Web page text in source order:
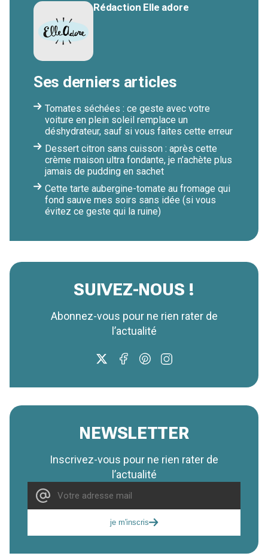
Rédaction Elle adore
Ses derniers articles
Tomates séchées : ce geste avec votre
voiture en plein soleil remplace un
déshydrateur, sauf si vous faites cette erreur
Dessert citron sans cuisson : après cette
crème maison ultra fondante, je n’achète plus
jamais de pudding en sachet
Cette tarte aubergine-tomate au fromage qui
fond sauve mes soirs sans idée (si vous
évitez ce geste qui la ruine)
SUIVEZ-NOUS !
Abonnez-vous pour ne rien rater de
l’actualité
NEWSLETTER
Inscrivez-vous pour ne rien rater de
l’actualité
je m'inscris